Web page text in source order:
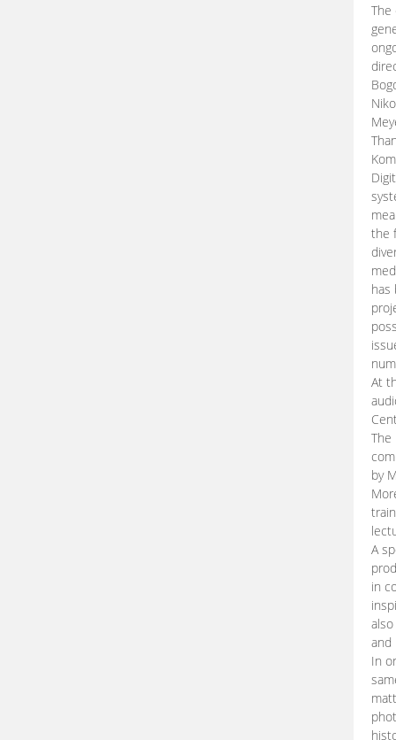
The
the
has
At
The
by
A
in
and
In